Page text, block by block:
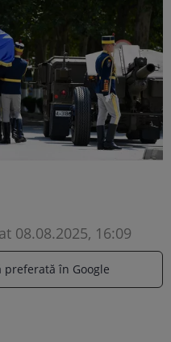
08.08.2025, 16:09
preferată în Google